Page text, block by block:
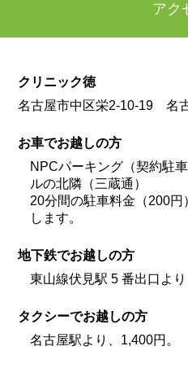
アク
クリニック徳
名古屋市中区栄2-10-19 名
お車でお越しの方
NPCパーキング（契約駐
ルの北隣（三蔵通）
20分間の駐車料金（200
します。
地下鉄でお越しの方
東山線伏見駅 5 番出口よ
タクシーでお越しの方
名古屋駅より、1,400円。